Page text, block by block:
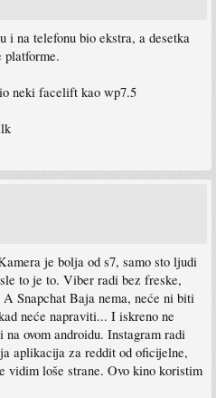
i na telefonu bio ekstra, a desetka
platforme.
neki facelift kao wp7.5
je bolja od s7, samo sto ljudi
to je to. Viber radi bez freske,
Snapchat Baja nema, neće ni biti
neće napraviti... I iskreno ne
ovom androidu. Instagram radi
aplikacija za reddit od oficijelne,
vidim loše strane. Ovo kino koristim